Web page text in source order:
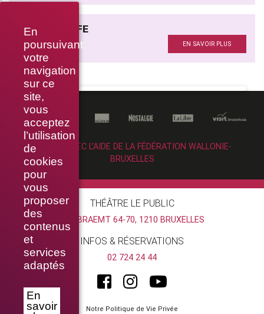
En
poursuivant
votre
navigation
sur ce
site,
vous
acceptez
l’utilisation
de
cookies
pour
vous
proposer
des
contenus
et
services
adaptés
En
savoir
A GERMAN LIFE
Régie EN SAVOIR PLUS
RÉALISÉ AVEC L’AIDE DE LA FÉDÉRATION WALLONIE-
BRUXELLES
THÉÂTRE LE PUBLIC
RUE BRAEMT 64-70, 1210 BRUXELLES
INFOS & RÉSERVATIONS
02 724 24 44
Notre Politique de Vie Privée